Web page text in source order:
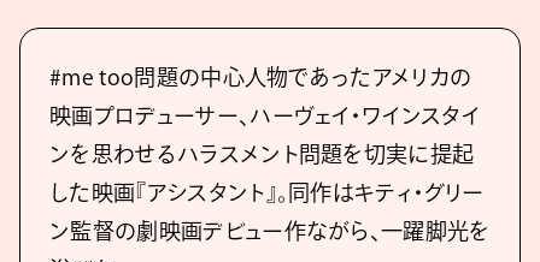
#me too問題の中心人物であったアメリカの
映画プロデューサー、ハーヴェイ・ワインスタイ
ンを思わせるハラスメント問題を切実に提起
した映画『アシスタント』。同作はキティ・グリー
ン監督の劇映画デビュー作ながら、一躍脚光を